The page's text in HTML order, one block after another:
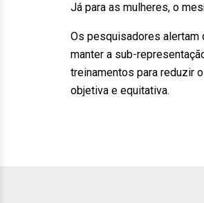
Já para as mulheres, o
Os pesquisadores alertam
manter a sub-
treinamentos para reduzir
objetiva e equitativa.